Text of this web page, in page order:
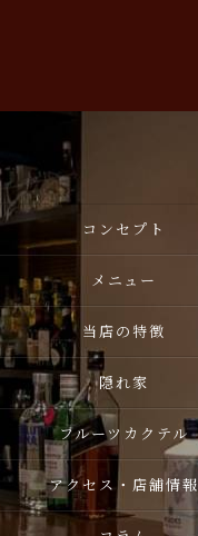
コンセプト
メニュー
当店の特徴
隠れ家
フルーツカクテル
アクセス・店舗情報